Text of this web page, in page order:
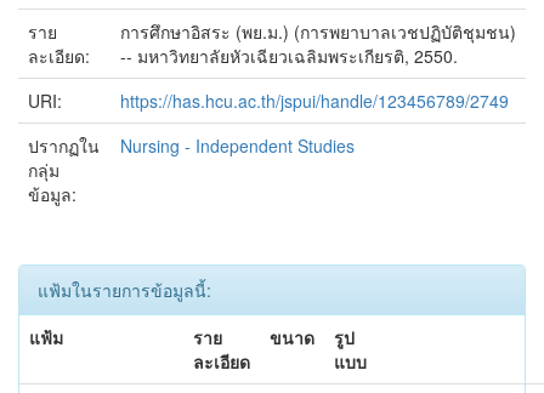
ราย
ละเอียด:
การศึกษาอิสระ (พย.ม.) (การพยาบาลเวชปฏิบัติชุมชน)
-- มหาวิทยาลัยหัวเฉียวเฉลิมพระเกียรติ, 2550.
URI:
https://has.hcu.ac.th/jspui/handle/123456789/2749
ปรากฏใน
กลุ่ม
ข้อมูล:
Nursing - Independent Studies
แฟ้มในรายการข้อมูลนี้:
แฟ้ม
ราย
ละเอียด
ขนาด
รูป
แบบ